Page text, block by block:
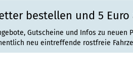
bestellen und 5
Gutscheine und Infos zu neuen
neu eintreffende rostfreie